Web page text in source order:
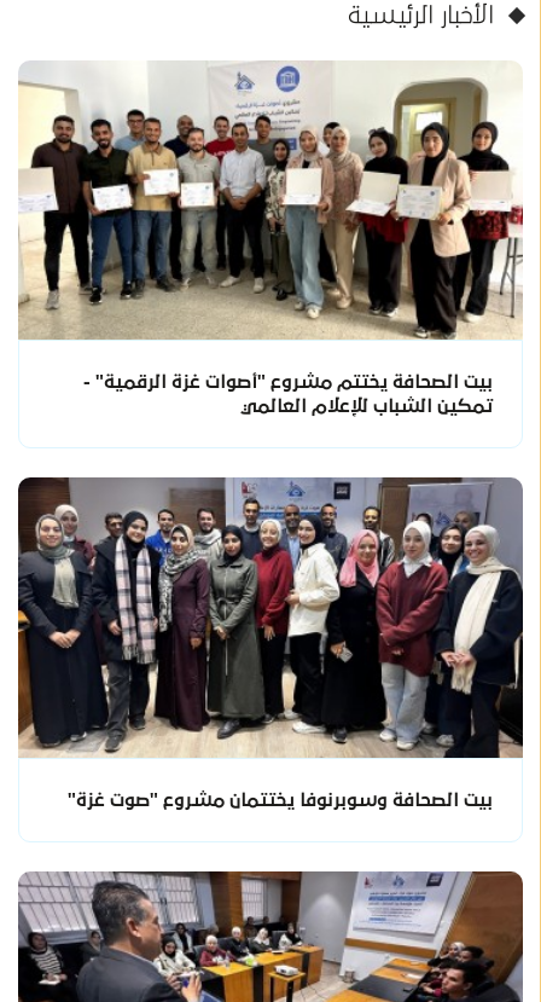
الأخبار الرئيسية
بيت الصحافة يختتم مشروع "أصوات غزة الرقمية" -
تمكين الشباب للإعلام العالمي
بيت الصحافة وسوبرنوفا يختتمان مشروع "صوت غزة"